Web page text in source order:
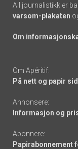
All journalistikk er
varsom-plakaten
Om
Om Apéritif:
På nett og papir
Annonsere:
Informasjon og
Abonnere:
Papirabonnement